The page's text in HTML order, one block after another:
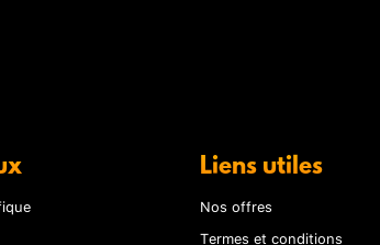
Liens utiles
Nos offres
Termes et conditions